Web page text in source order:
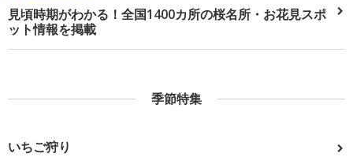
見頃時期がわかる！全国1400カ所の桜名所・お花見スポ
ット情報を掲載
季節特集
いちご狩り